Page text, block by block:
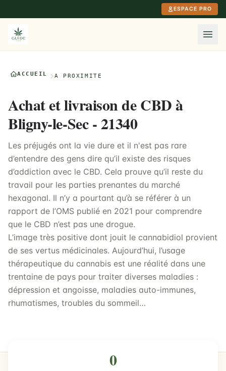
ESPACE PRO
ACCUEIL À PROXIMITÉ
Achat et livraison de CBD à
Bligny-le-Sec - 21340
Les préjugés ont la vie dure et il n'est pas rare
d’entendre des gens dire qu’il existe des risques
d’addiction avec le CBD. Cela prouve qu’il reste du
travail pour les parties prenantes du marché
hexagonal. Il n’y a pourtant qu’à se référer à un
rapport de l’OMS publié en 2021 pour comprendre
que le CBD n’est pas une drogue.
L’image très positive dont jouit le cannabidiol provient
de ses vertus médicinales. Aujourd’hui, l’usage
thérapeutique du cannabis est une réalité dans une
trentaine de pays pour traiter diverses maladies :
dépression et angoisse, maladies auto-immunes,
rhumatismes, troubles du sommeil…
0